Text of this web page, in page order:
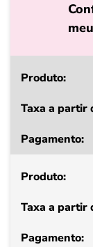
Produto
a
de
Pagamento